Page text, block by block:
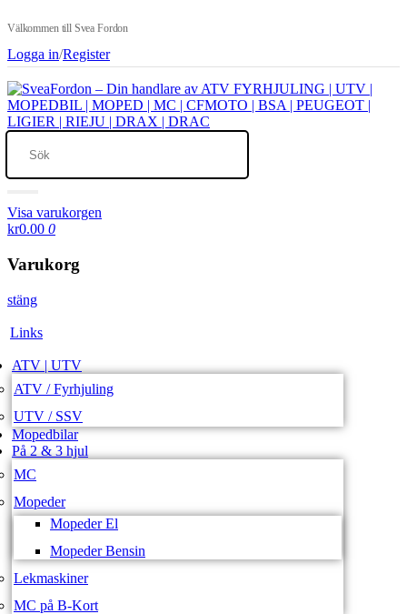
Välkommen till Svea Fordon
Logga in/Register
Visa varukorgen
kr0.00 0
Varukorg
stäng
Links
ATV | UTV
ATV / Fyrhjuling
UTV / SSV
Mopedbilar
På 2 & 3 hjul
MC
Mopeder
Mopeder El
Mopeder Bensin
Lekmaskiner
MC på B-Kort